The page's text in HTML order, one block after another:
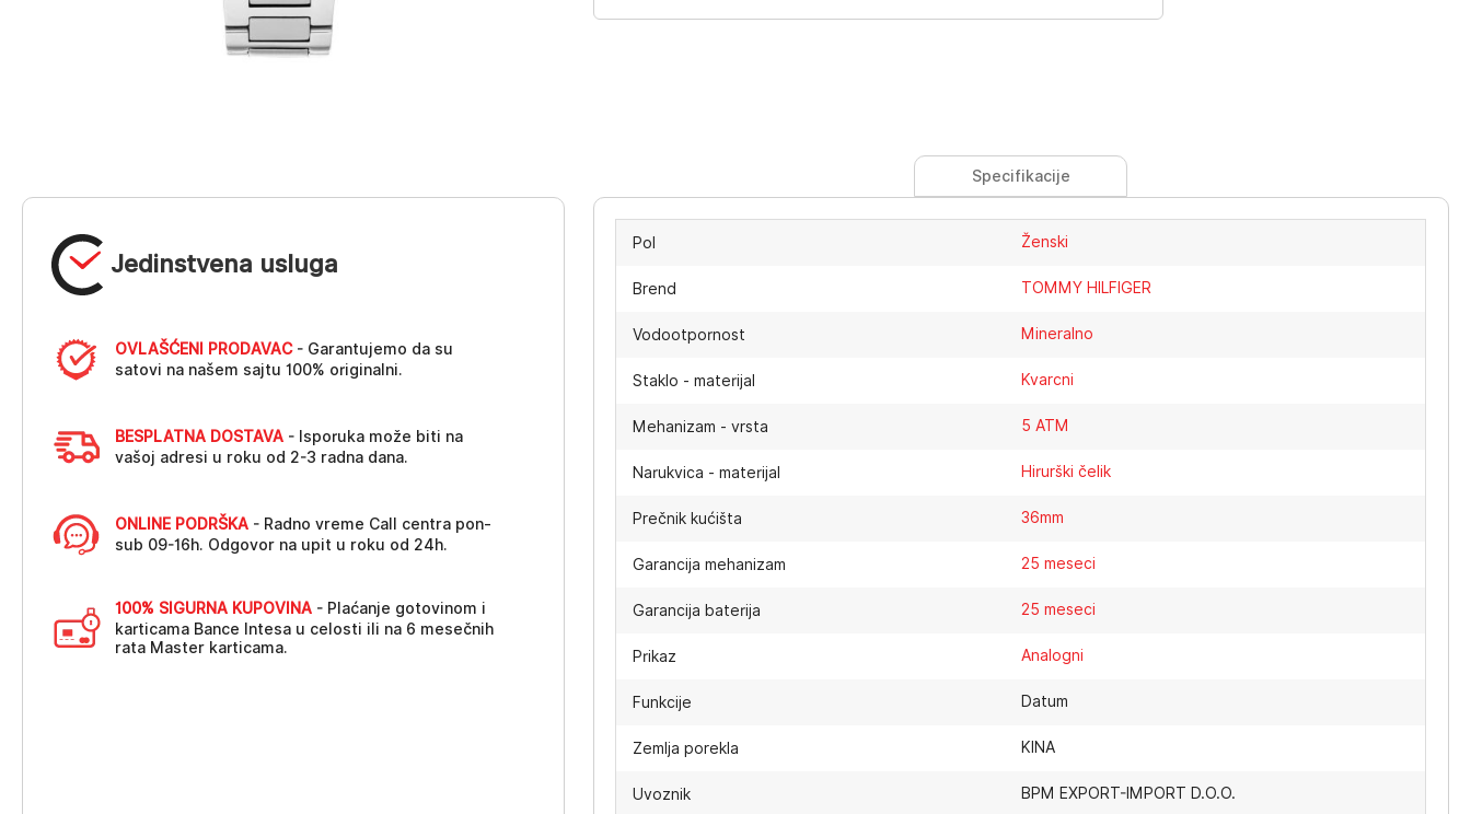
Jedinstvena usluga
OVLAŠĆENI PRODAVAC- Garantujemo da su
satovi na našem sajtu 100% originalni.
BESPLATNA DOSTAVA - Isporuka može biti na
vašoj adresi u roku od 2-3 radna dana.
ONLINE PODRŠKA - Radno vreme Call centra pon-
sub 09-16h. Odgovor na upit u roku od 24h.
100% SIGURNA KUPOVINA - Plaćanje gotovinom i
karticama Bance Intesa u celosti ili na 6 mesečnih
rata Master karticama.
Specifikacije
Pol Ženski
Brend TOMMY HILFIGER
Vodootpornost Mineralno
Staklo - materijal Kvarcni
Mehanizam - vrsta 5 ATM
Narukvica - materijal Hirurški čelik
Prečnik kućišta 36mm
Garancija mehanizam 25 meseci
Garancija baterija 25 meseci
Prikaz Analogni
Funkcije Datum
Zemlja porekla KINA
Uvoznik BPM EXPORT-IMPORT D.O.O.